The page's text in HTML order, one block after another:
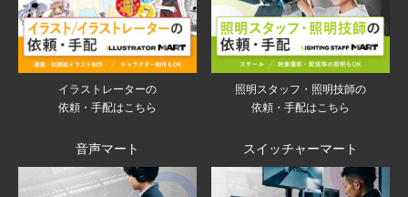
イラストレーターの
依頼・手配はこちら
照明スタッフ・照明技師の
依頼・手配はこちら
音声マート スイッチャーマート